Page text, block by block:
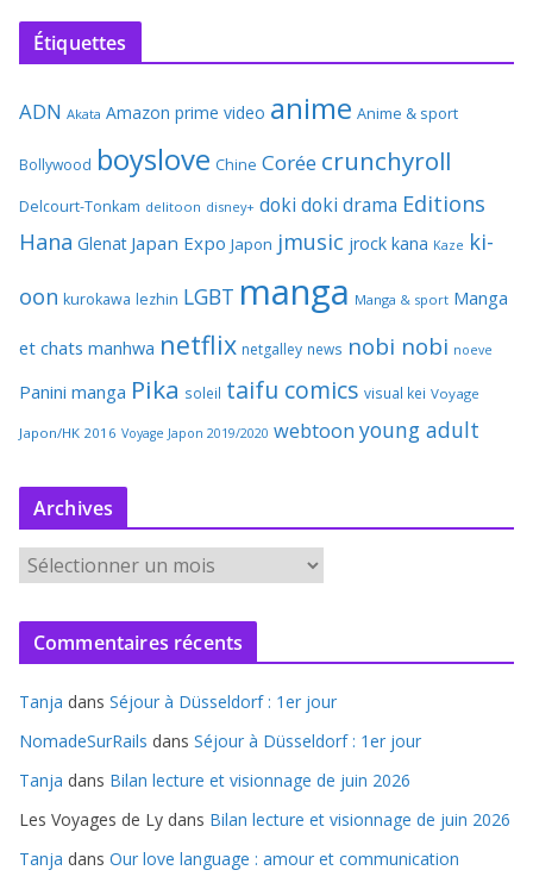
Étiquettes
ADN Akata Amazon prime video anime Anime & sport
Bollywood boyslove Chine Corée crunchyroll
Delcourt-Tonkam delitoon disney+ doki doki drama Editions
Hana Glenat Japan Expo Japon jmusic jrock kana Kaze ki-
oon kurokawa lezhin LGBT manga Manga & sport Manga
et chats manhwa netflix netgalley news nobi nobi noeve
Panini manga Pika soleil taifu comics visual kei Voyage
Japon/HK 2016 Voyage Japon 2019/2020 webtoon young adult
Archives
c
v
e
s
Commentaires récents
Tanja dans Séjour à Düsseldorf : 1er jour
NomadeSurRails dans Séjour à Düsseldorf : 1er jour
Tanja dans Bilan lecture et visionnage de juin 2026
Les Voyages de Ly dans Bilan lecture et visionnage de juin 2026
Tanja dans Our love language : amour et communication